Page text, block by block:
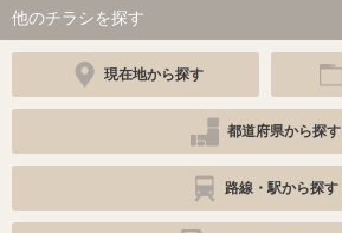
他のチラシを探す
現在地から探す
都道府県から探す
路線・駅から探す